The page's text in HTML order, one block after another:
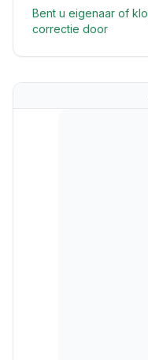
Bent u eigenaar of
correctie door